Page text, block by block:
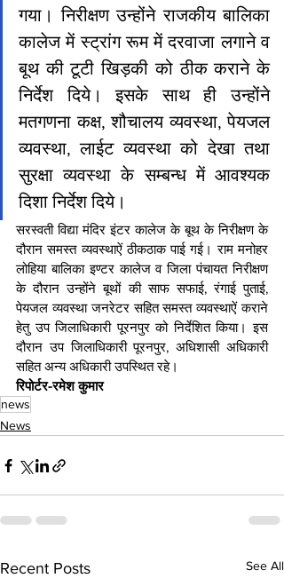
गया। निरीक्षण उन्होंने राजकीय बालिका
कालेज में स्ट्रांग रूम में दरवाजा लगाने व
बूथ की टूटी खिड़की को ठीक कराने के
निर्देश दिये। इसके साथ ही उन्होंने
मतगणना कक्ष, शौचालय व्यवस्था, पेयजल
व्यवस्था, लाईट व्यवस्था को देखा तथा
सुरक्षा व्यवस्था के सम्बन्ध में आवश्यक
दिशा निर्देश दिये।
सरस्वती विद्या मंदिर इंटर कालेज के बूथ के निरीक्षण के
दौरान समस्त व्यवस्थाऐं ठीकठाक पाई गई। राम मनोहर
लोहिया बालिका इण्टर कालेज व जिला पंचायत निरीक्षण
के दौरान उन्होंने बूथों की साफ सफाई, रंगाई पुताई,
पेयजल व्यवस्था जनरेटर सहित समस्त व्यवस्थाऐं कराने
हेतु उप जिलाधिकारी पूरनपुर को निर्देशित किया। इस
दौरान उप जिलाधिकारी पूरनपुर, अधिशासी अधिकारी
सहित अन्य अधिकारी उपस्थित रहे।
रिपोर्टर-रमेश कुमार
news
News
Recent Posts See All